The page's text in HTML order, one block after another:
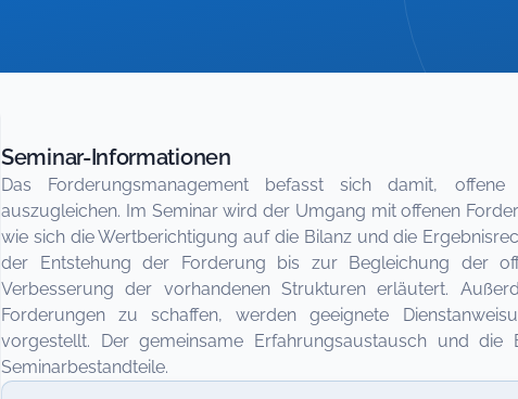
Seminar-Informationen
Das Forderungsmanagement befasst sich damit,
auszugleichen. Im Seminar wird der Umgang mit offenen
wie sich die Wertberichtigung auf die Bilanz und die
der Entstehung der Forderung bis zur Begleichung der
Verbesserung der vorhandenen Strukturen erläutert.
Forderungen zu schaffen, werden geeignete
vorgestellt. Der gemeinsame Erfahrungsaustausch und
Seminarbestandteile.